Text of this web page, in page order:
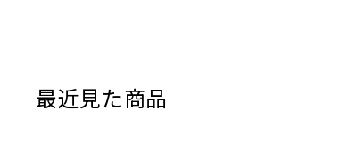
最近見た商品